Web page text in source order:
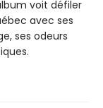
voit défiler
avec ses
ses odeurs